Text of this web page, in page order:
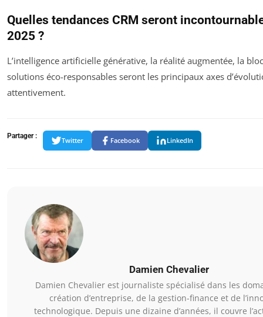
Quelles tendances CRM seront
2025 ?
L’intelligence artificielle générative, la réalité augmentée, la
solutions éco-responsables seront les principaux axes
attentivement.
Partager :
Twitter Facebook LinkedIn
Damien Chevalier
Damien Chevalier est journaliste spécialisé dans les
création d’entreprise, de la gestion-finance et de
technologique. Depuis une dizaine d’années, il couvre